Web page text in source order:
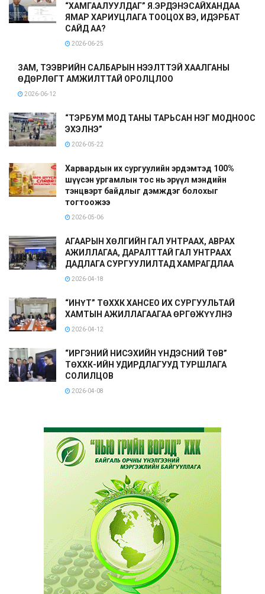
“ХАМГААЛУУЛДАГ” Я.ЭРДЭНЭСАЙХАНДАА
ЯМАР ХАРИУЦЛАГА ТООЦОХ ВЭ, ИДЭРБАТ
САЙД АА?
2026-06-25
ЗАМ, ТЭЭВРИЙН САЛБАРЫН НЭЭЛТТЭЙ ХААЛГАНЫ
ӨДӨРЛӨГТ АМЖИЛТТАЙ ОРОЛЦЛОО
2026-06-12
“ТЭРБУМ МОД ТАНЫ ТАРЬСАН НЭГ МОДНООС
ЭХЭЛНЭ”
2026-05-22
Харвардын их сургуулийн эрдэмтэд 100%
шүүсэн ургамлын тос нь эрүүл мэндийн
тэнцвэрт байдлыг дэмждэг болохыг
тогтоожээ
2026-05-06
АГААРЫН ХӨЛГИЙН ГАЛ УНТРААХ, АВРАХ
АЖИЛЛАГАА, ДАРАЛТТАЙ ГАЛ УНТРААХ
ДАДЛАГА СУРГУУЛИЛТАД ХАМРАГДЛАА
2026-04-18
“ИНҮТ” ТӨХХК ХАНСЕО ИХ СУРГУУЛЬТАЙ
ХАМТЫН АЖИЛЛАГААГАА ӨРГӨЖҮҮЛНЭ
2026-04-12
“ИРГЭНИЙ НИСЭХИЙН ҮНДЭСНИЙ ТӨВ”
ТӨХХК-ИЙН УДИРДЛАГУУД ТУРШЛАГА
СОЛИЛЦОВ
2026-04-08